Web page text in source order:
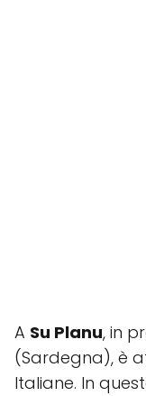
A Su Planu, in
(Sardegna), è
Italiane. In